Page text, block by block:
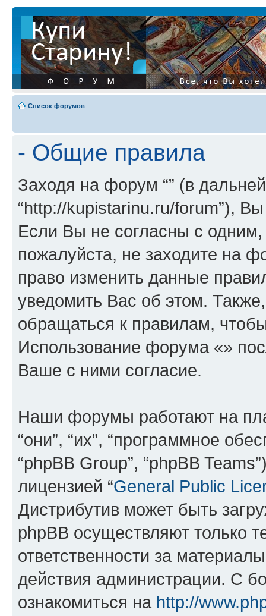
Список форумов
- Общие правила
Заходя на форум “” (в
“http://kupistarinu.ru/forum”),
Если Вы не согласны с
пожалуйста, не заходите на
право изменить данные
уведомить Вас об этом.
обращаться к правилам,
Использование форума «»
Ваше с ними согласие.
Наши форумы работают на
“они”, “их”, “программное
“phpBB Group”, “phpBB
лицензией “General Public
Дистрибутив может быть
phpBB осуществляют только
ответственности за
действия администрации. С
ознакомиться на http://